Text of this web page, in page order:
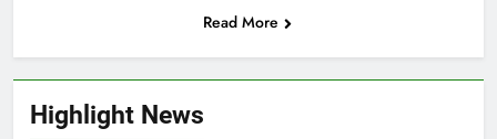
Highlight News
Read More